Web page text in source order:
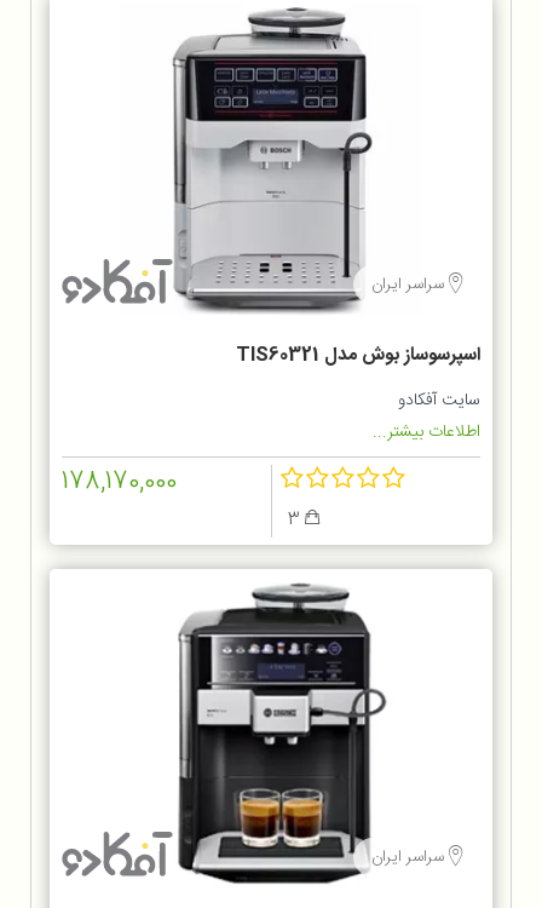
سراسر ایران
اسپرسوساز بوش مدل TIS60321
سایت آفکادو
اطلاعات بیشتر...
178,170,000
سراسر ایران